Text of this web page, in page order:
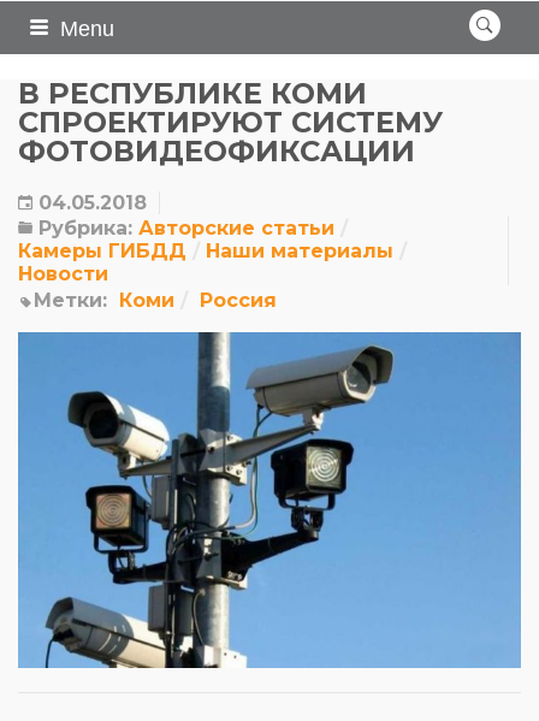
Menu
В РЕСПУБЛИКЕ КОМИ
СПРОЕКТИРУЮТ СИСТЕМУ
ФОТОВИДЕОФИКСАЦИИ
04.05.2018
Рубрика: Авторские статьи
Камеры ГИБДД
Наши материалы
Новости
Метки: Коми Россия